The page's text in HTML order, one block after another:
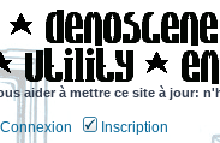
aider à mettre ce site à jour:
Inscription